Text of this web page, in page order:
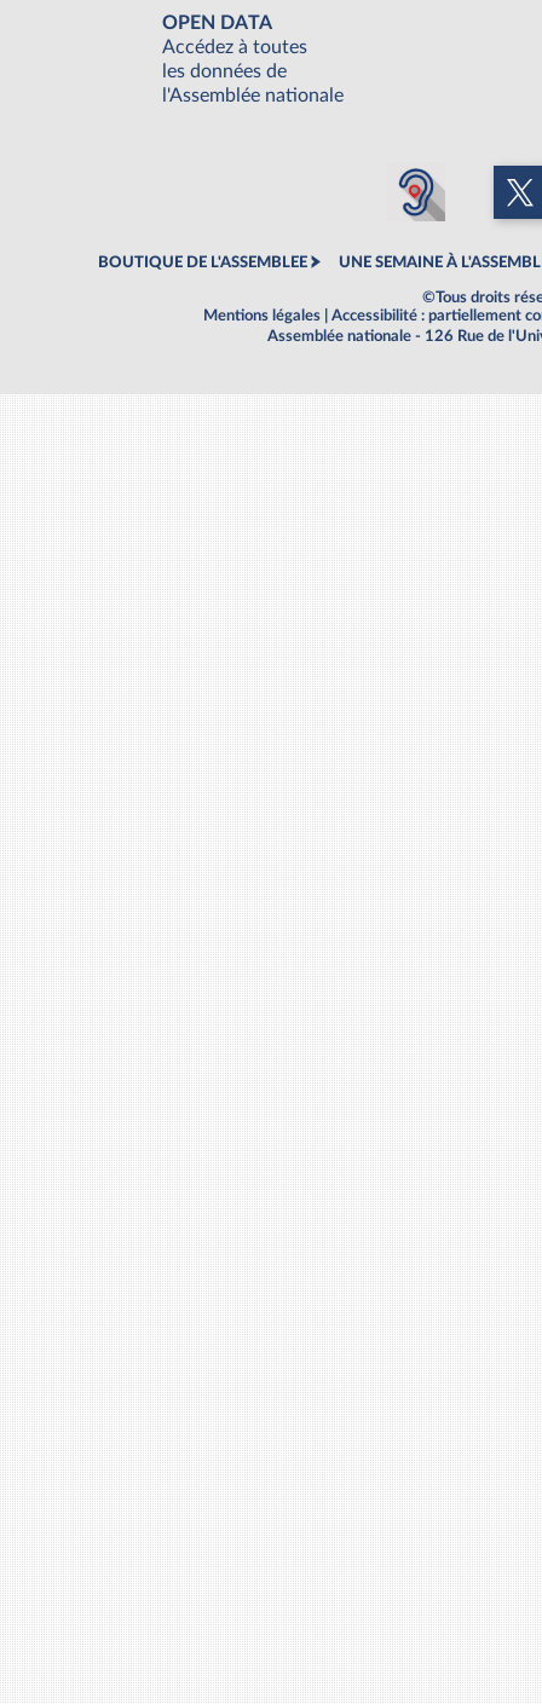
OPEN DATA
Accédez à toutes
les données de
l'Assemblée nationale
BOUTIQUE DE L'ASSEMBLEE UNE SEMAINE À
©Tous droits
Mentions légales
Accessibilité : partiellement
Assemblée nationale - 126 Rue de